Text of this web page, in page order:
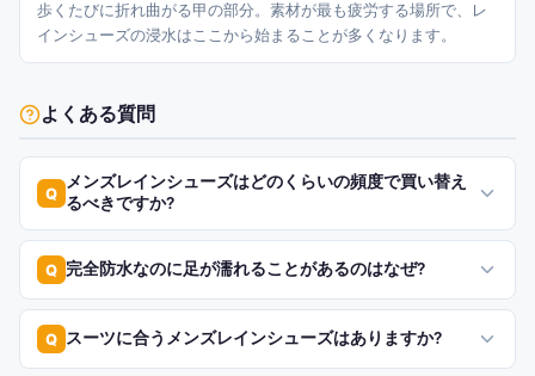
歩くたびに折れ曲がる甲の部分。素材が最も疲労する場所で、レ
インシューズの浸水はここから始まることが多くなります。
よくある質問
Q
メンズレインシューズはどのくらいの頻度で買い替え
るべきですか?
Q 完全防水なのに足が濡れることがあるのはなぜ?
Q スーツに合うメンズレインシューズはありますか?